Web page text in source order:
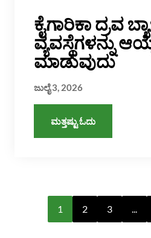
ಕೈಗಾರಿಕಾ ದ್ರವ
ವ್ಯವಸ್ಥೆಗಳನ್ನು
ಮಾಡುವುದು
ಜುಲೈ 3, 2026
ಮತ್ತಷ್ಟು ಓದು
1 2 3 ...